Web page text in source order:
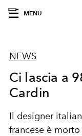
MENU
NEWS
Ci lascia a
Cardin
Il designer
francese è